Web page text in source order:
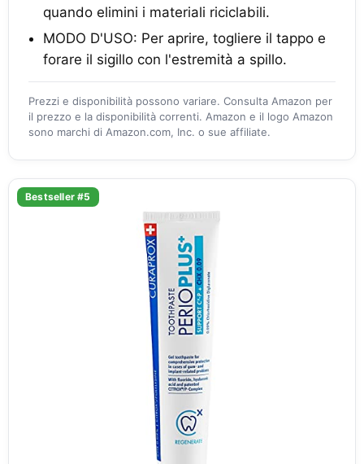
quando elimini i materiali riciclabili.
MODO D'USO: Per aprire, togliere il tappo e
forare il sigillo con l'estremità a spillo.
Prezzi e disponibilità possono variare. Consulta Amazon per
il prezzo e la disponibilità correnti. Amazon e il logo Amazon
sono marchi di Amazon.com, Inc. o sue affiliate.
Bestseller #5